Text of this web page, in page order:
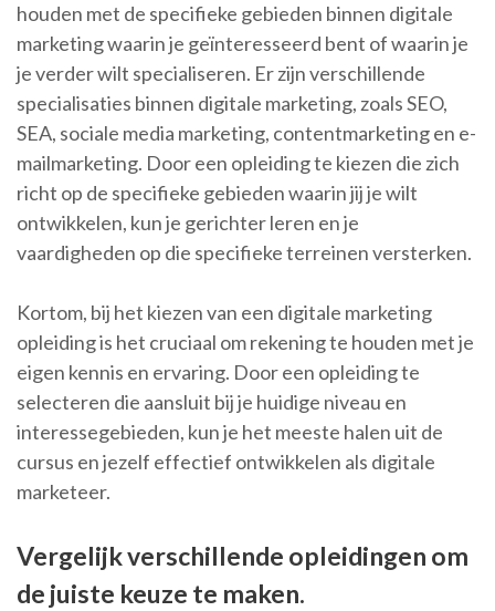
houden met de specifieke gebieden binnen digitale
marketing waarin je geïnteresseerd bent of waarin je
je verder wilt specialiseren. Er zijn verschillende
specialisaties binnen digitale marketing, zoals SEO,
SEA, sociale media marketing, contentmarketing en e-
mailmarketing. Door een opleiding te kiezen die zich
richt op de specifieke gebieden waarin jij je wilt
ontwikkelen, kun je gerichter leren en je
vaardigheden op die specifieke terreinen versterken.
Kortom, bij het kiezen van een digitale marketing
opleiding is het cruciaal om rekening te houden met je
eigen kennis en ervaring. Door een opleiding te
selecteren die aansluit bij je huidige niveau en
interessegebieden, kun je het meeste halen uit de
cursus en jezelf effectief ontwikkelen als digitale
marketeer.
Vergelijk verschillende opleidingen om
de juiste keuze te maken.